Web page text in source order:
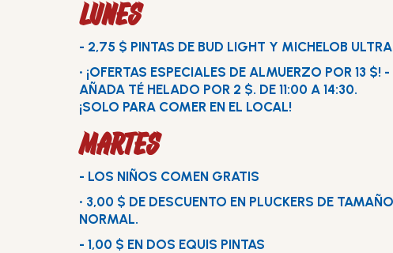
LUNES
- 2,75 $ PINTAS DE BUD LIGHT Y MICHELOB ULTRA
• ¡OFERTAS ESPECIALES DE ALMUERZO POR 13 $! -
AÑADA TÉ HELADO POR 2 $. DE 11:00 A 14:30.
¡SOLO PARA COMER EN EL LOCAL!
MARTES
- LOS NIÑOS COMEN GRATIS
• 3,00 $ DE DESCUENTO EN PLUCKERS DE TAMAÑO
NORMAL.
- 1,00 $ EN DOS EQUIS PINTAS